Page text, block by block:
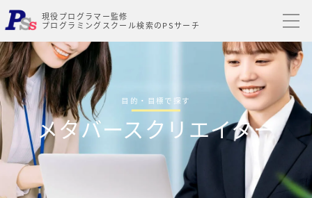
現役プログラマー監修
プログラミングスクール検索のPSサーチ
目的・目標で探す
メタバースクリエイター